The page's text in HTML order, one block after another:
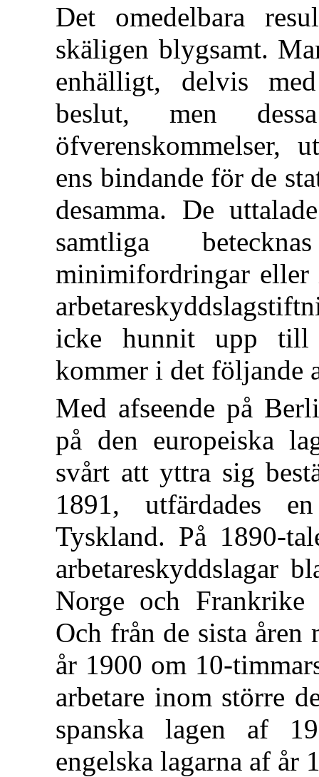
Det omedelbara
skäligen blygsamt.
enhälligt, delvis
beslut, men
öfverenskommelser,
ens bindande för de
desamma. De
samtliga
minimifordringar eller
icke hunnit upp till
kommer i det följande
Med afseende på
på den europeiska
svårt att yttra sig
1891, utfärdades
Tyskland. På 1890-
arbetareskyddslagar
Norge och
Och från de sista åren
år 1900 om 10-
arbetare inom större
spanska lagen af
engelska lagarna af år